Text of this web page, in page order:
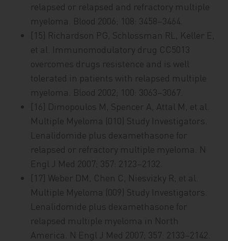
relapsed or relapsed and refractory multiple
myeloma. Blood 2006; 108: 3458–3464.
[15] Richardson PG, Schlossman RL, Keller E,
et al. Immunomodulatory drug CC5013
overcomes drugs resistence and is well
tolerated in patients with relapsed multiple
myeloma. Blood 2002; 100: 3063–3067.
[16] Dimopoulos M, Spencer A, Attal M, et al.
Multiple Myeloma (010) Study Investigators.
Lenalidomide plus dexamethasone for
relapsed or refractory multiple myeloma. N
Engl J Med 2007; 357: 2123–2132.
[17] Weber DM, Chen C, Niesvizky R, et al.
Multiple Myeloma (009) Study Investigators.
Lenalidomide plus dexamethasone for
relapsed multiple myeloma in North
America. N Engl J Med 2007; 357: 2133–2142.